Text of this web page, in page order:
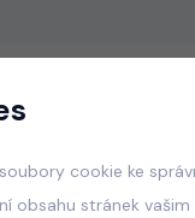
cookie ke
obsahu stránek